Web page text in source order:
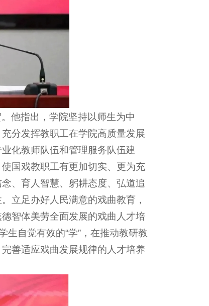
他指出，学院坚持以师生为中
分发挥教职工在学院高质量发展
化教师队伍和管理服务队伍建
国戏教职工有更加切实、更为充
、育人智慧、躬耕态度、弘道追
立足办好人民满意的戏曲教育，
智体美劳全面发展的戏曲人才培
生自觉有效的“学”，在推动教研教
善适应戏曲发展规律的人才培养